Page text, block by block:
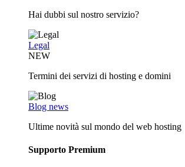
Hai dubbi sul nostro servizio?
Legal
NEW
Termini dei servizi di hosting e domini
Blog news
Ultime novità sul mondo del web hosting
Supporto Premium